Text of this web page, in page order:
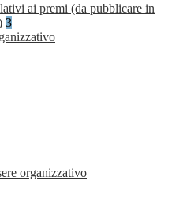
ai premi (da pubblicare in
3
organizzativo